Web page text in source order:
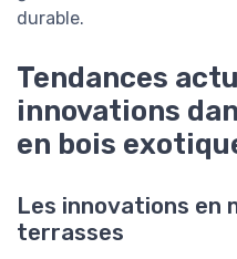
durable.
Tendances
innovations
en bois
Les innovations en
terrasses